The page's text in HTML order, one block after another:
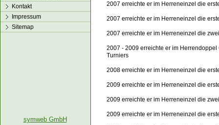
2007 erreichte er im Herreneinzel die
2007 erreichte er im Herreneinzel die
2007 erreichte er im Herreneinzel die
2007 - 2009 erreichte er im
Turniers
2008 erreichte er im Herreneinzel die
2009 erreichte er im Herreneinzel die
2009 erreichte er im Herreneinzel die
2009 erreichte er im Herreneinzel die
Kontakt
Impressum
Sitemap
symweb GmbH